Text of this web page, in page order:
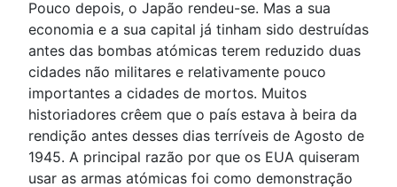
Pouco depois, o Japão rendeu-se. Mas a sua
economia e a sua capital já tinham sido destruídas
antes das bombas atómicas terem reduzido duas
cidades não militares e relativamente pouco
importantes a cidades de mortos. Muitos
historiadores crêem que o país estava à beira da
rendição antes desses dias terríveis de Agosto de
1945. A principal razão por que os EUA quiseram
usar as armas atómicas foi como demonstração